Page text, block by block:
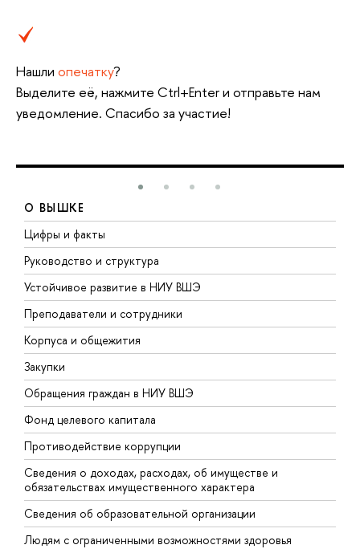
Нашли опечатку?
Выделите её, нажмите Ctrl+Enter и отправьте нам
уведомление. Спасибо за участие!
О ВЫШКЕ
Цифры и факты
Руководство и структура
Устойчивое развитие в НИУ ВШЭ
Преподаватели и сотрудники
Корпуса и общежития
Закупки
Обращения граждан в НИУ ВШЭ
Фонд целевого капитала
Противодействие коррупции
Сведения о доходах, расходах, об имуществе и
обязательствах имущественного характера
Сведения об образовательной организации
Людям с ограниченными возможностями здоровья